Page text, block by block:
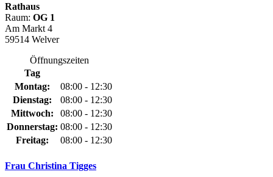
Rathaus
Raum: OG 1
Am Markt 4
59514 Welver
Öffnungszeiten
Tag
Montag:
08:00 - 12:30
Dienstag:
08:00 - 12:30
Mittwoch:
08:00 - 12:30
Donnerstag: 08:00 - 12:30
Freitag:
08:00 - 12:30
Frau Christina Tigges